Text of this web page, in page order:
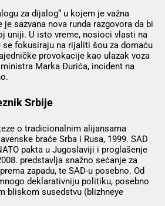
za dijalog“ u kojem je važna
je sazvana nova runda razgovora da bi
uniji. U isto vreme, nosioci vlasti na
se fokusiraju na rijaliti šou za domaću
provokacije kao ulazak voza
Marka Đurića, incident na
Srbije
o tradicionalnim alijansama
braće Srba i Rusa, 1999. SAD
pakta u Jugoslaviji i proglašenje
predstavlja snažno sećanje za
zapadu, te SAD-u posebno. Od
deklarativniju politiku, posebno
bliskom susedstvu (blizhneye